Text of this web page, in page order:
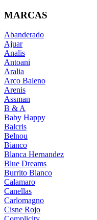
MARCAS
Abanderado
Ajuar
Analis
Antoani
Aralia
Arco Baleno
Arenis
Assman
B & A
Baby Happy
Balcris
Belnou
Bianco
Blanca Hernandez
Blue Dreams
Burrito Blanco
Calamaro
Canellas
Carlomagno
Cisne Rojo